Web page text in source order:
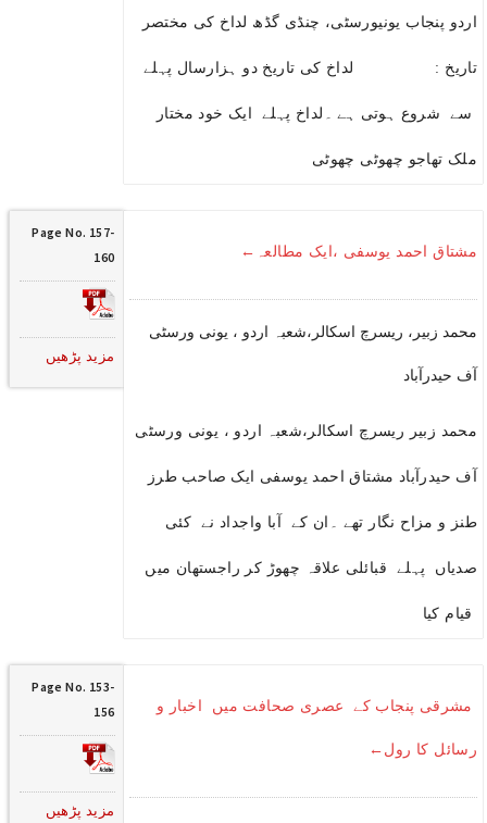
اردو پنجاب یونیورسٹی، چنڈی گڈھ لداخ کی مختصر
تاریخ : لداخ کی تاریخ دو ہزارسال پہلے
سے شروع ہوتی ہے ۔لداخ پہلے ایک خود مختار
ملک تھاجو چھوٹی چھوٹی
مشتاق احمد یوسفی ،ایک مطالعہ←
محمد زبیر، ریسرچ اسکالر،شعبہ اردو ، یونی ورسٹی
آف حیدرآباد
محمد زبیر ریسرچ اسکالر،شعبہ اردو ، یونی ورسٹی
آف حیدرآباد مشتاق احمد یوسفی ایک صاحب طرز
طنز و مزاح نگار تھے ۔ان کے آبا واجداد نے کئی
صدیاں پہلے قبائلی علاقہ چھوڑ کر راجستھان میں
قیام کیا
Page No. 157-
160
مزید پڑھیں
مشرقی پنجاب کے عصری صحافت میں اخبار و
رسائل کا رول←
Page No. 153-
156
مزید پڑھیں